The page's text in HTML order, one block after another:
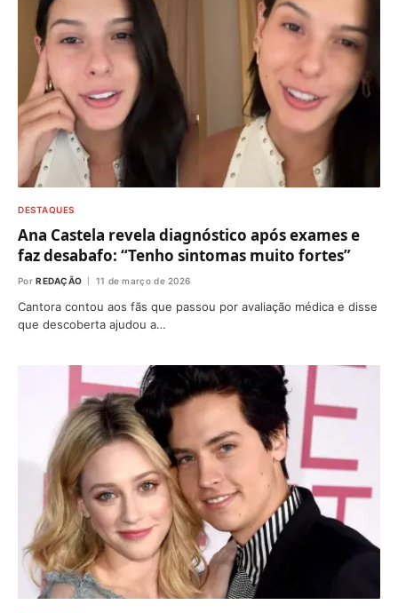
DESTAQUES
Ana Castela revela diagnóstico após exames e
faz desabafo: “Tenho sintomas muito fortes”
Por REDAÇÃO 11 de março de 2026
Cantora contou aos fãs que passou por avaliação médica e disse
que descoberta ajudou a…